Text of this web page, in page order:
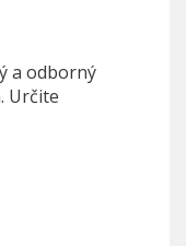
a odborný
Určite